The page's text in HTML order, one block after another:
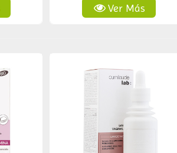
Ver Más